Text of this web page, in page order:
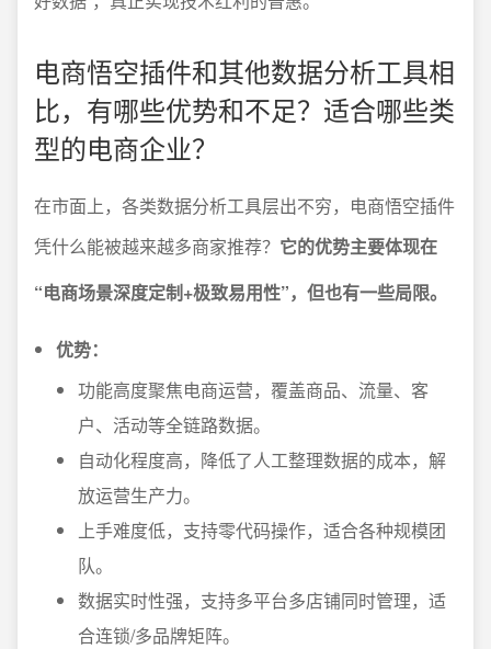
电商悟空插件和其他数据分析工具相
比，有哪些优势和不足？适合哪些类
型的电商企业？
在市面上，各类数据分析工具层出不穷，电商悟空插件
凭什么能被越来越多商家推荐？ 它的优势主要体现在
“电商场景深度定制+极致易用性”，但也有一些局限。
优势：
功能高度聚焦电商运营，覆盖商品、流量、客
户、活动等全链路数据。
自动化程度高，降低了人工整理数据的成本，解
放运营生产力。
上手难度低，支持零代码操作，适合各种规模团
队。
数据实时性强，支持多平台多店铺同时管理，适
合连锁/多品牌矩阵。